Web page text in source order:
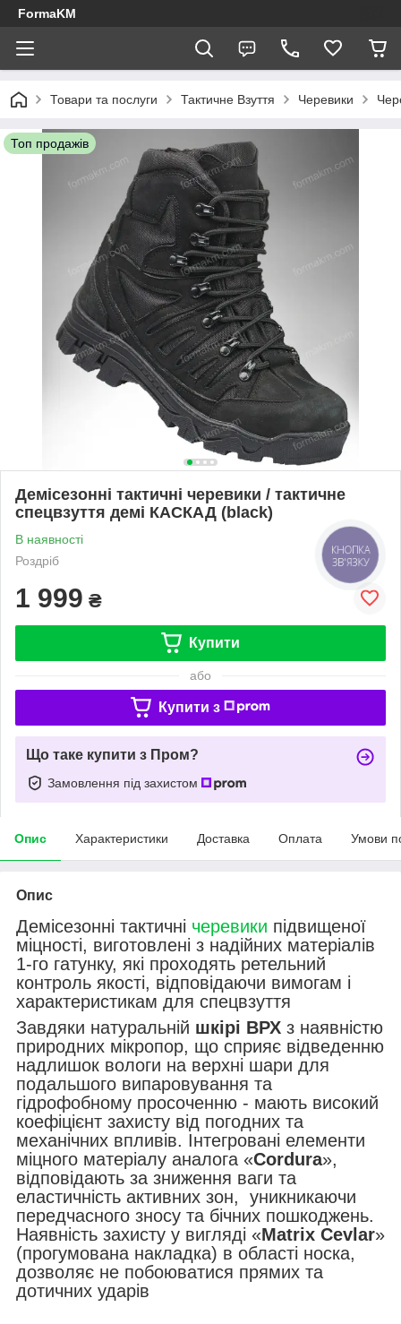
FormaKM
Товари та послуги Тактичне Взуття Черевики
Топ продажів
Демісезонні тактичні черевики / тактичне
спецвзуття демі КАСКАД (black)
В наявності
Роздріб
1 999 ₴
Купити
або
Купити з
Що таке купити з Пром?
Замовлення під захистом
Опис Характеристики Доставка Оплата Умови
Опис
Демісезонні тактичні черевики підвищеної
міцності, виготовлені з надійних матеріалів
1-го гатунку, які проходять ретельний
контроль якості, відповідаючи вимогам і
характеристикам для спецвзуття
Завдяки натуральній шкірі ВРХ з наявністю
природних мікропор, що сприяє відведенню
надлишок вологи на верхні шари для
подальшого випаровування та
гідрофобному просоченню - мають високий
коефіцієнт захисту від погодних та
механічних впливів. Інтегровані елементи
міцного матеріалу аналога «Cordura»,
відповідають за зниження ваги та
еластичність активних зон, уникникаючи
передчасного зносу та бічних пошкоджень.
Наявність захисту у вигляді «Matrix Cevlar»
(прогумована накладка) в області носка,
дозволяє не побоюватися прямих та
дотичних ударів
КНОПКА
ЗВ'ЯЗКУ